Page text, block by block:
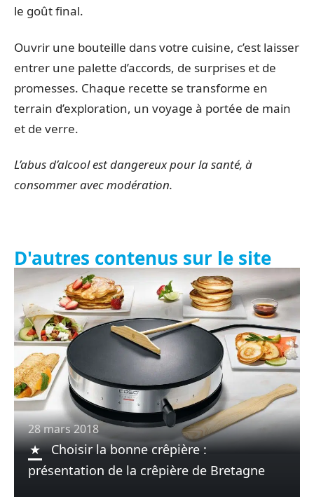
le goût final.
Ouvrir une bouteille dans votre cuisine, c’est laisser
entrer une palette d’accords, de surprises et de
promesses. Chaque recette se transforme en
terrain d’exploration, un voyage à portée de main
et de verre.
L’abus d’alcool est dangereux pour la santé, à
consommer avec modération.
D'autres contenus sur le site
28 mars 2018
Choisir la bonne crêpière :
présentation de la crêpière de Bretagne